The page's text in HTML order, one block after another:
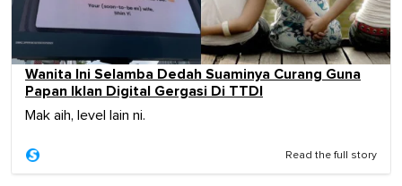
Wanita Ini Selamba Dedah Suaminya Curang Guna
Papan Iklan Digital Gergasi Di TTDI
Mak aih, level lain ni.
Read the full story